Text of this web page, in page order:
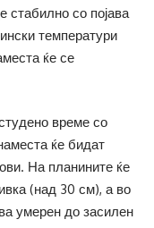
стабилно со појава
температури
ќе се
време со
ќе бидат
На планините ќе
(над 30 см), а во
умерен до засилен